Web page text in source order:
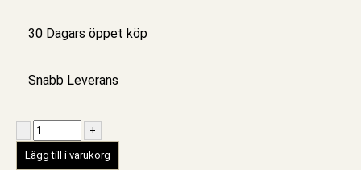
30 Dagars öppet köp
Snabb Leverans
- +
Lägg till i varukorg